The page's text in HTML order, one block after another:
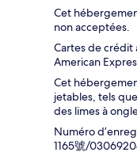
Cet
non acceptées.
Cartes de crédit
American
Cet
jetables, tels
des limes à
Numéro
1165號/